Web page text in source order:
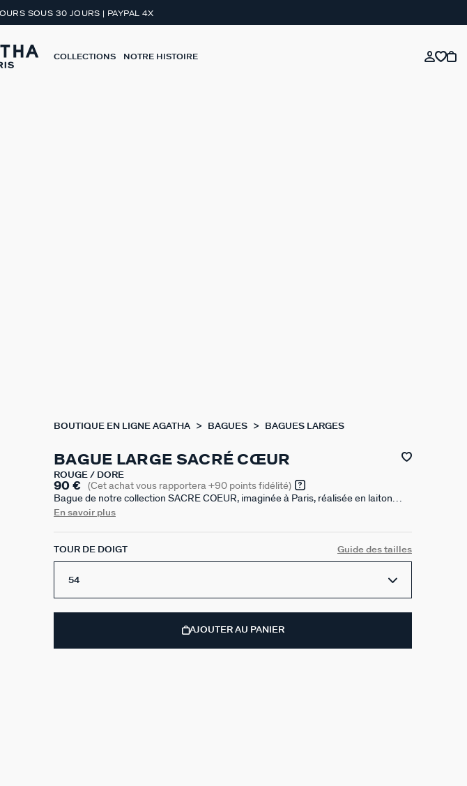
SOUS 30 JOURS | PAYPAL 4X
COLLECTIONS NOTRE HISTOIRE
BOUTIQUE EN LIGNE AGATHA BAGUES BAGUES LARGES
BAGUE LARGE SACRÉ CŒUR
ROUGE / DORÉ
90 € (Cet achat vous rapportera +90 points fidélité)
Bague de notre collection SACRE COEUR, imaginée à Paris, réalisée en laiton
doré à l'or 750/1000e - 18 carats avec un coeur cabochon en résine rouge.
En savoir plus
TOUR DE DOIGT Guide des tailles
54
AJOUTER AU PANIER